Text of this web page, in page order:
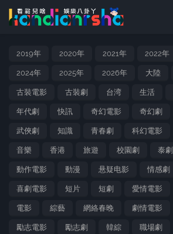
2019年 2020年 2021年 2022年
2024年 2025年 2026年 大陸
古裝電影 古裝劇 台湾 生活
年代劇 快訊 奇幻電影 奇幻劇
武俠劇 知識 青春劇 科幻電影
音樂 香港 旅遊 校園劇 泰劇
動作電影 動漫 悬疑电影 情感劇
喜劇電影 短片 短劇 愛情電影
電影 綜藝 網絡春晚 劇情電影
勵志電影 勵志劇 韓綜 職場劇